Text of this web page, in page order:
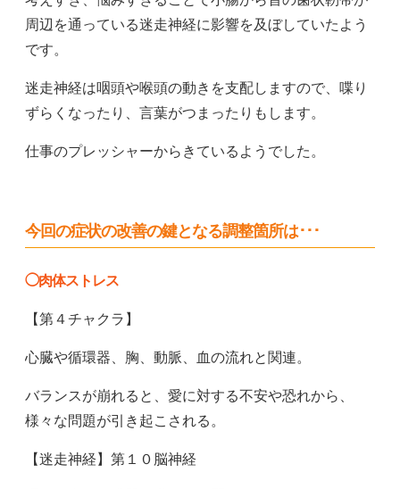
周辺を通っている迷走神経に影響を及ぼしていたよう
です。
迷走神経は咽頭や喉頭の動きを支配しますので、喋り
ずらくなったり、言葉がつまったりもします。
仕事のプレッシャーからきているようでした。
今回の症状の改善の鍵となる調整箇所は･･･
◯肉体ストレス
【第４チャクラ】
心臓や循環器、胸、動脈、血の流れと関連。
バランスが崩れると、愛に対する不安や恐れから、
様々な問題が引き起こされる。
【迷走神経】第１０脳神経